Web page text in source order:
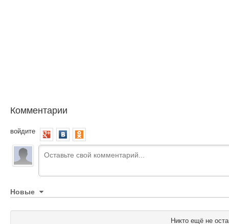
Комментарии
войдите
Новые
Никто ещё не